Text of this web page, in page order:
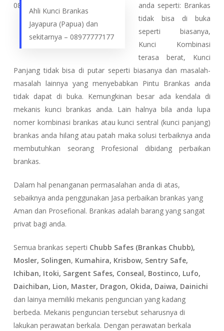
Ahli Kunci Brankas
Jayapura (Papua) dan
sekitarnya – 08977777177
anda seperti: Brankas
tidak bisa di buka
seperti biasanya,
Kunci Kombinasi
terasa berat, Kunci
Panjang tidak bisa di putar seperti biasanya dan masalah-
masalah lainnya yang menyebabkan Pintu Brankas anda
tidak dapat di buka. Kemungkinan besar ada kendala di
mekanis kunci brankas anda. Lain halnya bila anda lupa
nomer kombinasi brankas atau kunci sentral (kunci panjang)
brankas anda hilang atau patah maka solusi terbaiknya anda
membutuhkan seorang Profesional dibidang perbaikan
brankas.
Dalam hal penanganan permasalahan anda di atas,
sebaiknya anda penggunakan Jasa perbaikan brankas yang
Aman dan Prosefional. Brankas adalah barang yang sangat
privat bagi anda.
Semua brankas seperti Chubb Safes (Brankas Chubb),
Mosler, Solingen, Kumahira, Krisbow, Sentry Safe,
Ichiban, Itoki, Sargent Safes, Conseal, Bostinco, Lufo,
Daichiban, Lion, Master, Dragon, Okida, Daiwa, Dainichi
dan lainya memiliki mekanis penguncian yang kadang
berbeda. Mekanis penguncian tersebut seharusnya di
lakukan perawatan berkala. Dengan perawatan berkala